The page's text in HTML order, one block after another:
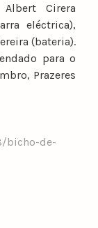
Cirera
eléctrica),
(bateria).
para o
Prazeres
bicho-de-